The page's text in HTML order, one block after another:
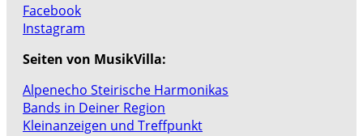
Facebook
Instagram
Seiten von MusikVilla:
Alpenecho Steirische Harmonikas
Bands in Deiner Region
Kleinanzeigen und Treffpunkt